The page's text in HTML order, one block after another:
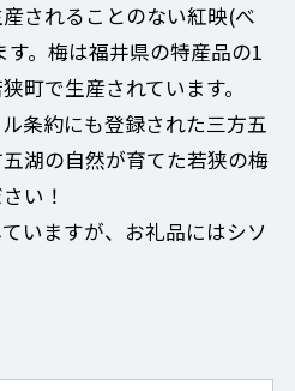
されることのない紅映(べ
。梅は福井県の特産品の1
町で生産されています。
条約にも登録された三方五
湖の自然が育てた若狭の梅
い！
いますが、お礼品にはシソ